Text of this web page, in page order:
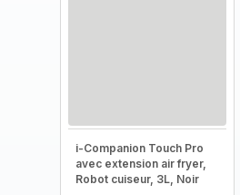
i-Companion Touch Pro
avec extension air fryer,
Robot cuiseur, 3L, Noir